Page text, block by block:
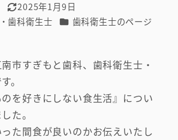
更新日
2025年1月9日
歯科衛生士 カテゴリー
歯科衛生士のページ
市すぎもと歯科、歯科衛生士・
。
を好きにしない食生活』につい
た。
た間食が良いのかお伝えいたし